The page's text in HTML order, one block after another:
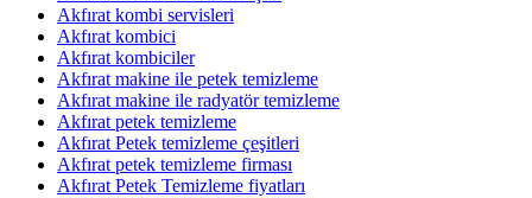
Akfırat kombi servisleri
Akfırat kombici
Akfırat kombiciler
Akfırat makine ile petek temizleme
Akfırat makine ile radyatör temizleme
Akfırat petek temizleme
Akfırat Petek temizleme çeşitleri
Akfırat petek temizleme firması
Akfırat Petek Temizleme fiyatları